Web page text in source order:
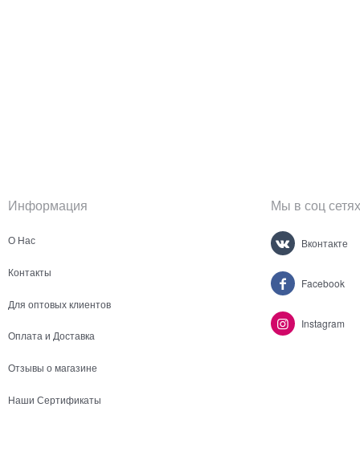
Информация
О Нас
Контакты
Для оптовых клиентов
Оплата и Доставка
Отзывы о магазине
Наши Сертификаты
Мы в соц сетях
Вконтакте
Facebook
Instagram